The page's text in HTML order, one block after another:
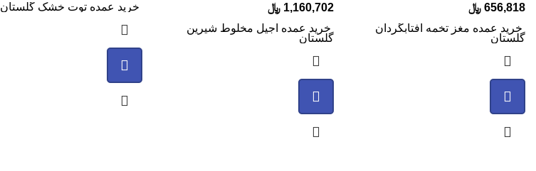
656,818 ﷼
خرید عمده مغز تخمه آفتابگردان
گلستان
1,160,702 ﷼
خرید عمده آجیل مخلوط شیرین
گلستان
خرید عمده توت خشک گلستان